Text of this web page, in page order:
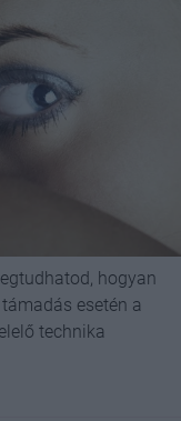
hogyan
esetén a
technika